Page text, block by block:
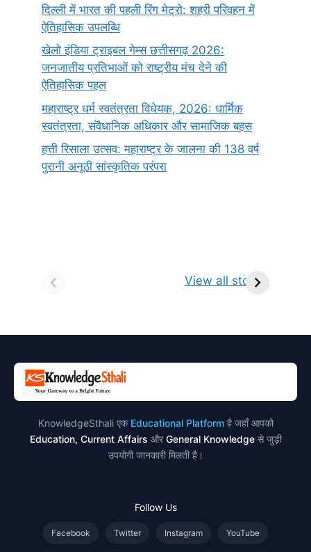
दिल्ली में भारत की पहली रिंग मेट्रो: शहरी परिवहन में
ऐतिहासिक उपलब्धि
खेलो इंडिया ट्राइबल गेम्स छत्तीसगढ़ 2026:
जनजातीय प्रतिभाओं को राष्ट्रीय मंच देने की
ऐतिहासिक पहल
महाराष्ट्र धर्म स्वतंत्रता विधेयक, 2026: धार्मिक
स्वतंत्रता, संवैधानिक अधिकार और सामाजिक बहस
हत्ती रिसाला उत्सव: महाराष्ट्र के जालना की 138 वर्ष
पुरानी अनूठी सांस्कृतिक परंपरा
View all stories
किसे कहते है?
ज्योतिर्लिंग | नाम,
KnowledgeSthali एक Educational Platformहै जहाँ आपको
Education, Current Affairs और General Knowledgeसे जुड़ी
उपयोगी जानकारी मिलती है।
Follow Us
Facebook Twitter Instagram YouTube